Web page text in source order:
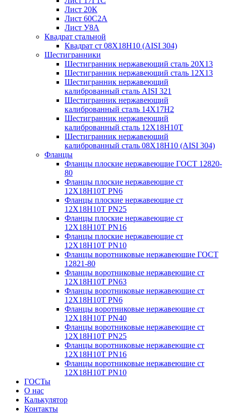
Лист 20К
Лист 60С2А
Лист У8А
Квадрат стальной
Квадрат ст 08Х18Н10 (AISI 304)
Шестигранники
Шестигранник нержавеющий сталь 20Х13
Шестигранник нержавеющий сталь 12Х13
Шестигранник нержавеющий
калиброванный сталь AISI 321
Шестигранник нержавеющий
калиброванный сталь 14Х17Н2
Шестигранник нержавеющий
калиброванный сталь 12Х18Н10Т
Шестигранник нержавеющий
калиброванный сталь 08Х18Н10 (AISI 304)
Фланцы
Фланцы плоские нержавеющие ГОСТ 12820-
80
Фланцы плоские нержавеющие ст
12Х18Н10Т PN6
Фланцы плоские нержавеющие ст
12Х18Н10Т PN25
Фланцы плоские нержавеющие ст
12Х18Н10Т PN16
Фланцы плоские нержавеющие ст
12Х18Н10Т PN10
Фланцы воротниковые нержавеющие ГОСТ
12821-80
Фланцы воротниковые нержавеющие ст
12Х18Н10Т PN63
Фланцы воротниковые нержавеющие ст
12Х18Н10Т PN6
Фланцы воротниковые нержавеющие ст
12Х18Н10Т PN40
Фланцы воротниковые нержавеющие ст
12Х18Н10Т PN25
Фланцы воротниковые нержавеющие ст
12Х18Н10Т PN16
Фланцы воротниковые нержавеющие ст
12Х18Н10Т PN10
ГОСТы
О нас
Калькулятор
Контакты